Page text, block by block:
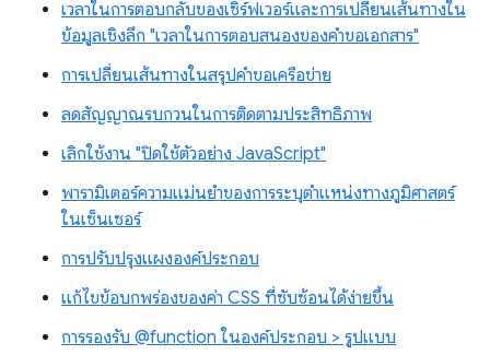
เวลาในการตอบกลับของเซิร์ฟเวอร์และการเปลี่ยนเส้นทางใน
ข้อมูลเชิงลึก "เวลาในการตอบสนองของคำขอเอกสาร"
การเปลี่ยนเส้นทางในสรุปคำขอเครือข่าย
ลดสัญญาณรบกวนในการติดตามประสิทธิภาพ
เลิกใช้งาน "ปิดใช้ตัวอย่าง JavaScript"
พารามิเตอร์ความแม่นยำของการระบุตำแหน่งทางภูมิศาสตร์
ในเซ็นเซอร์
การปรับปรุงแผงองค์ประกอบ
แก้ไขข้อบกพร่องของค่า CSS ที่ซับซ้อนได้ง่ายขึ้น
การรองรับ @function ในองค์ประกอบ > รูปแบบ